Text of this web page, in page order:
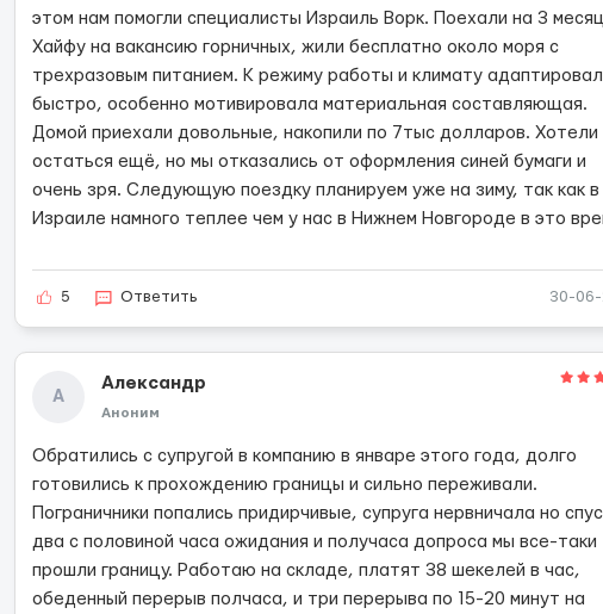
этом нам помогли специалисты Израиль Ворк. Поехали на 3
Хайфу на вакансию горничных, жили бесплатно около моря с
трехразовым питанием. К режиму работы и климату
быстро, особенно мотивировала материальная составляющая.
Домой приехали довольные, накопили по 7тыс долларов. Хотели
остаться ещё, но мы отказались от оформления синей бумаги и
очень зря. Следующую поездку планируем уже на зиму, так как в
Израиле намного теплее чем у нас в Нижнем Новгороде в это
5 Ответить 30-
А
Александр
Аноним
Обратились с супругой в компанию в январе этого года, долго
готовились к прохождению границы и сильно переживали.
Пограничники попались придирчивые, супруга нервничала но
два с половиной часа ожидания и получаса допроса мы все-таки
прошли границу. Работаю на складе, платят 38 шекелей в час,
обеденный перерыв полчаса, и три перерыва по 15-20 минут на